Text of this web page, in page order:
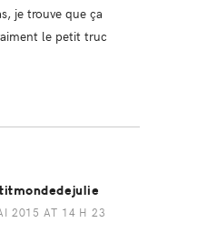
je trouve que ça
le petit truc
2015 AT 14 H 23